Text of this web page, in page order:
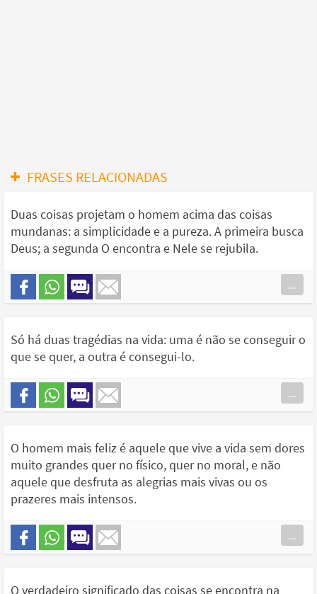
FRASES RELACIONADAS
Duas coisas projetam o homem acima das coisas
mundanas: a simplicidade e a pureza. A primeira busca
Deus; a segunda O encontra e Nele se rejubila.
...
Só há duas tragédias na vida: uma é não se conseguir o
que se quer, a outra é consegui-lo.
...
O homem mais feliz é aquele que vive a vida sem dores
muito grandes quer no físico, quer no moral, e não
aquele que desfruta as alegrias mais vivas ou os
prazeres mais intensos.
...
O verdadeiro significado das coisas se encontra na